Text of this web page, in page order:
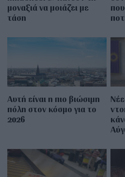
μοναξιά να μοιάζει με
τάση
Αυτή είναι η πιο βιώσιμη
πόλη στον κόσμο για το
2026